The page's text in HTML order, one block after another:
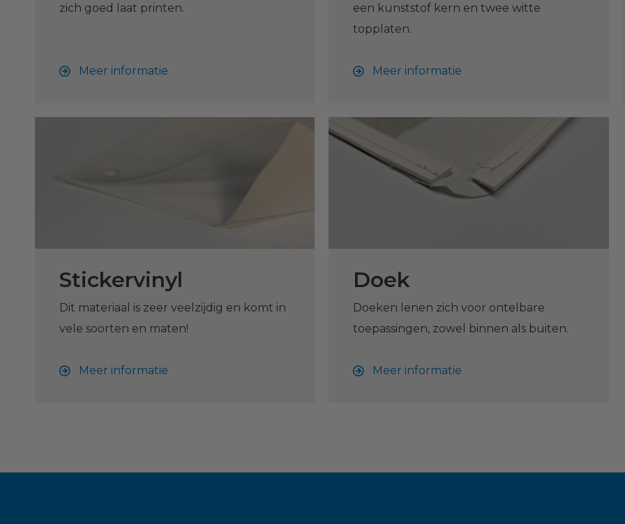
zich goed laat printen.
Meer informatie
een kunststof kern en twee witte
topplaten.
Meer informatie
Stickervinyl
Dit materiaal is zeer veelzijdig en komt in
vele soorten en maten!
Meer informatie
Doek
Doeken lenen zich voor ontelbare
toepassingen, zowel binnen als buiten.
Meer informatie